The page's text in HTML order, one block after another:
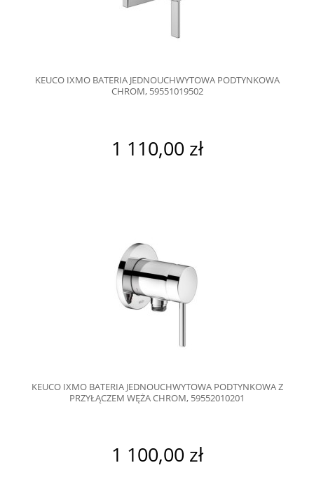
KEUCO IXMO BATERIA JEDNOUCHWYTOWA PODTYNKOWA
CHROM, 59551019502
1 110,00 zł
KEUCO IXMO BATERIA JEDNOUCHWYTOWA PODTYNKOWA Z
PRZYŁĄCZEM WĘŻA CHROM, 59552010201
1 100,00 zł